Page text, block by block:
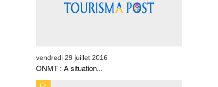
EXCEPTIONNEL !
vendredi 29 juillet 2016
ONMT : A situation...